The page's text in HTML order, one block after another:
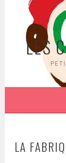
contenu
principalLES
LA